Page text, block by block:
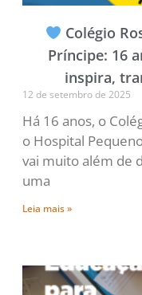
Colégio
Príncipe: 16
inspira,
12 de setembro de 2025
Há 16 anos, o
o Hospital
vai muito além de
uma
Leia mais »